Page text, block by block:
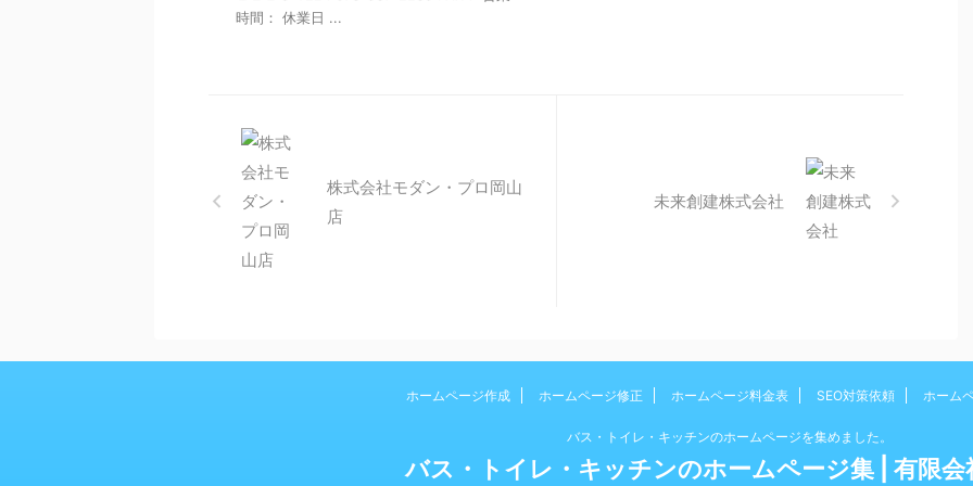
時間： 休業日 ...
株式会社モダン・プロ岡山
店
未来創建株式会社
ホームページ作成 ホームページ修正 ホームページ料金表 SEO対策依頼 ホーム
バス・トイレ・キッチンのホームページを集めました。
バス・トイレ・キッチンのホームページ集 | 有限